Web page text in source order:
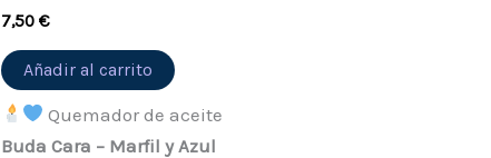
7,50 €
Añadir al carrito
Quemador de aceite
Buda Cara – Marfil y Azul